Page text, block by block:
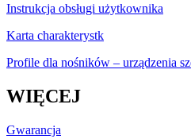
Instrukcja obsługi użytkownika
Karta charakterystk
Profile dla nośników – urządzenia
WIĘCEJ
Gwarancja